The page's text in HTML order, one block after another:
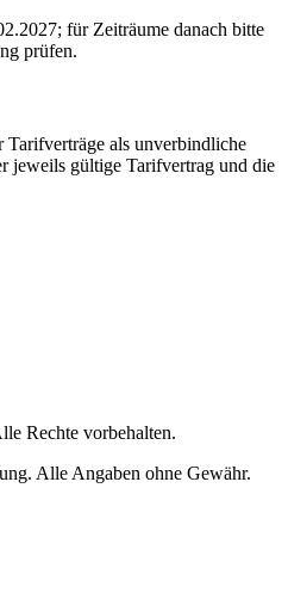
für Zeiträume danach bitte
prüfen.
als unverbindliche
jeweils gültige Tarifvertrag und die
Rechte vorbehalten.
Alle Angaben ohne Gewähr.